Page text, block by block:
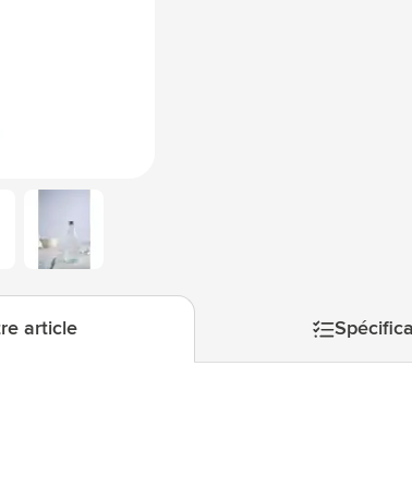
sous-menu pour la catégorie Technologie & gadgets
sous-menu pour la catégorie Giveaways
sous-menu pour la catégorie Écriture
menu pour la catégorie Bureau
sous-menu pour la catégorie Outdoor & Loisirs
sous-menu pour la catégorie Outils & Déplacements
larger image
article